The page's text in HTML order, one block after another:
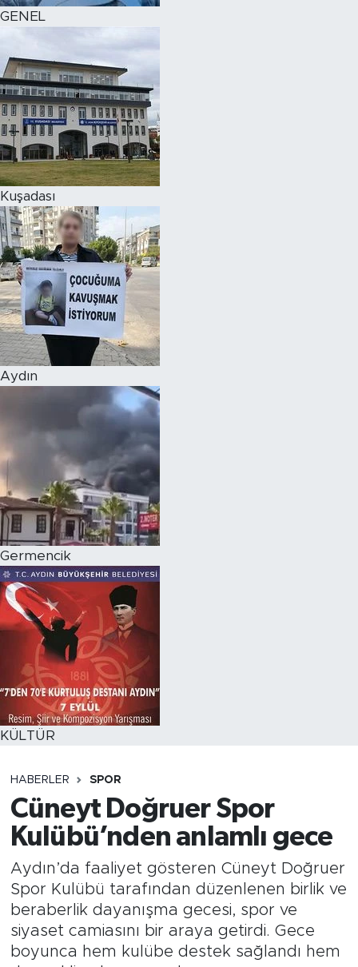
GENEL
Kuşadası
Aydın
Germencik
KÜLTÜR
HABERLER SPOR
Cüneyt Doğruer Spor
Kulübü’nden anlamlı gece
Aydın’da faaliyet gösteren Cüneyt Doğruer
Spor Kulübü tarafından düzenlenen birlik ve
beraberlik dayanışma gecesi, spor ve
siyaset camiasını bir araya getirdi. Gece
boyunca hem kulübe destek sağlandı hem